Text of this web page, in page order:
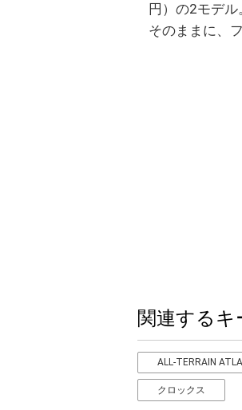
円）の2モデ
そのままに、
関連するキ
ALL-TERRAIN
クロックス